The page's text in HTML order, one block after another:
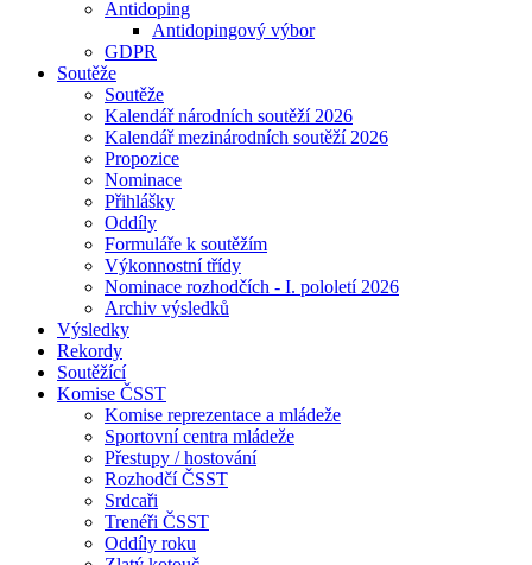
Antidoping
Antidopingový výbor
GDPR
Soutěže
Soutěže
Kalendář národních soutěží 2026
Kalendář mezinárodních soutěží 2026
Propozice
Nominace
Přihlášky
Oddíly
Formuláře k soutěžím
Výkonnostní třídy
Nominace rozhodčích - I. pololetí 2026
Archiv výsledků
Výsledky
Rekordy
Soutěžící
Komise ČSST
Komise reprezentace a mládeže
Sportovní centra mládeže
Přestupy / hostování
Rozhodčí ČSST
Srdcaři
Trenéři ČSST
Oddíly roku